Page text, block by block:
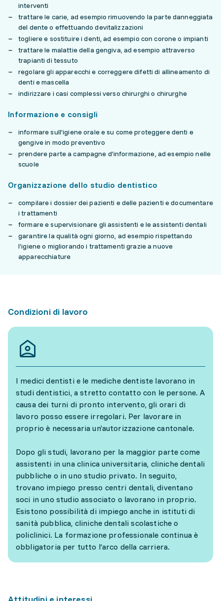
interventi
trattare le carie, ad esempio rimuovendo la parte danneggiata
del dente o effettuando devitalizzazioni
togliere e sostituire i denti, ad esempio con corone o impianti
trattare le malattie della gengiva, ad esempio attraverso
trapianti di tessuto
regolare gli apparecchi e correggere difetti di allineamento di
denti e mascella
indirizzare i casi complessi verso chirurghi o chirurghe
Informazione e consigli
informare sull’igiene orale e su come proteggere denti e
gengive in modo preventivo
prendere parte a campagne d’informazione, ad esempio nelle
scuole
Organizzazione dello studio dentistico
compilare i dossier dei pazienti e delle pazienti e documentare
i trattamenti
formare e supervisionare gli assistenti e le assistenti dentali
garantire la qualità ogni giorno, ad esempio rispettando
l’igiene o migliorando i trattamenti grazie a nuove
apparecchiature
Condizioni di lavoro
I medici dentisti e le mediche dentiste lavorano in
studi dentistici, a stretto contatto con le persone. A
causa dei turni di pronto intervento, gli orari di
lavoro posso essere irregolari. Per lavorare in
proprio è necessaria un’autorizzazione cantonale.
Dopo gli studi, lavorano per la maggior parte come
assistenti in una clinica universitaria, cliniche dentali
pubbliche o in uno studio privato. In seguito,
trovano impiego presso centri dentali, diventano
soci in uno studio associato o lavorano in proprio.
Esistono possibilità di impiego anche in istituti di
sanità pubblica, cliniche dentali scolastiche o
policlinici. La formazione professionale continua è
obbligatoria per tutto l’arco della carriera.